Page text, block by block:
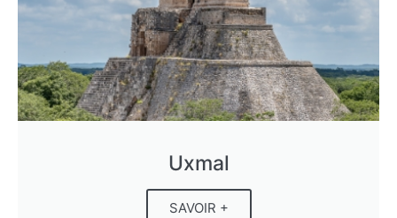
Uxmal
SAVOIR +